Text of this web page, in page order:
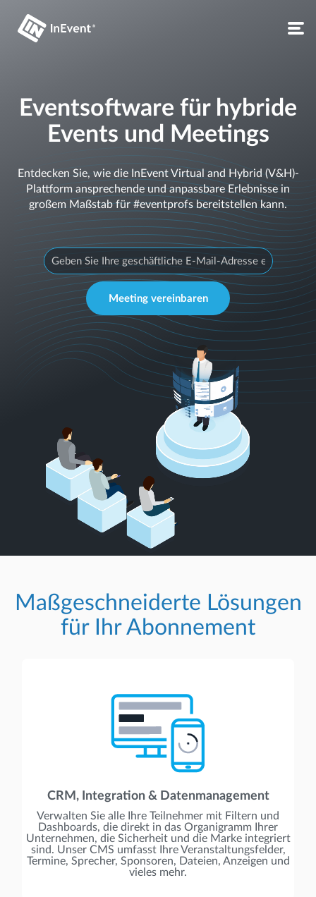
Eventsoftware für hybride
Events und Meetings
Entdecken Sie, wie die InEvent Virtual and Hybrid (V&H)-
Plattform ansprechende und anpassbare Erlebnisse in
großem Maßstab für #eventprofs bereitstellen kann.
Meeting vereinbaren
Maßgeschneiderte Lösungen
für Ihr Abonnement
CRM, Integration & Datenmanagement
Verwalten Sie alle Ihre Teilnehmer mit Filtern und
Dashboards, die direkt in das Organigramm Ihrer
Unternehmen, die Sicherheit und die Marke integriert
sind. Unser CMS umfasst Ihre Veranstaltungsfelder,
Termine, Sprecher, Sponsoren, Dateien, Anzeigen und
vieles mehr.